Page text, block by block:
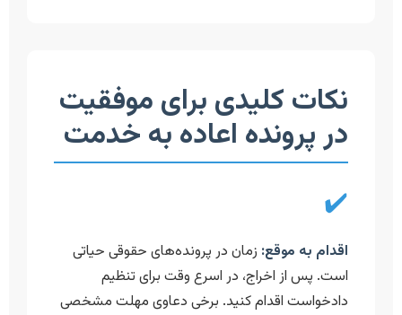
نکات کلیدی برای موفقیت
در پرونده اعاده به خدمت
✔️
اقدام به موقع: زمان در پرونده‌های حقوقی حیاتی
است. پس از اخراج، در اسرع وقت برای تنظیم
دادخواست اقدام کنید. برخی دعاوی مهلت مشخصی